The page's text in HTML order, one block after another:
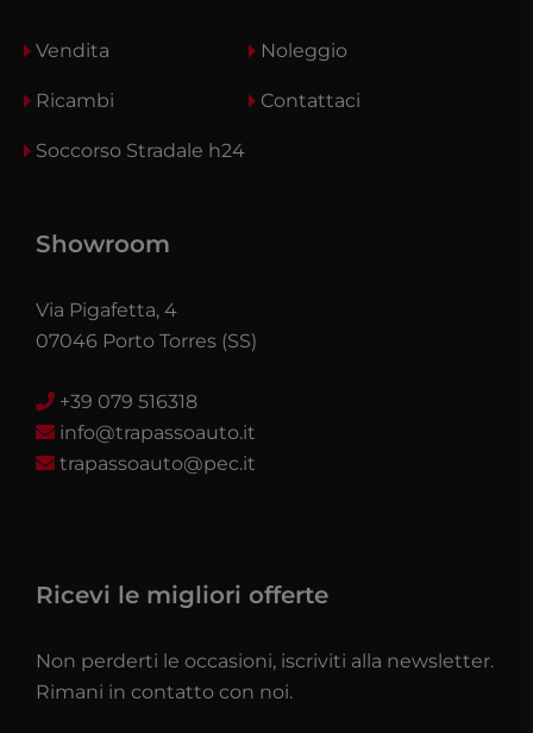
Vendita Noleggio
Ricambi Contattaci
Soccorso Stradale h24
Showroom
Via Pigafetta, 4
07046 Porto Torres (SS)
+39 079 516318
info@trapassoauto.it
trapassoauto@pec.it
Ricevi le migliori offerte
Non perderti le occasioni, iscriviti alla newsletter.
Rimani in contatto con noi.